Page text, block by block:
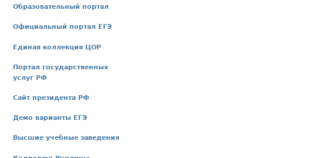
Образовательный портал
Официальный портал ЕГЭ
Единая коллекция ЦОР
Портал государственных
услуг РФ
Сайт президента РФ
Демо варианты ЕГЭ
Высшие учебные заведения